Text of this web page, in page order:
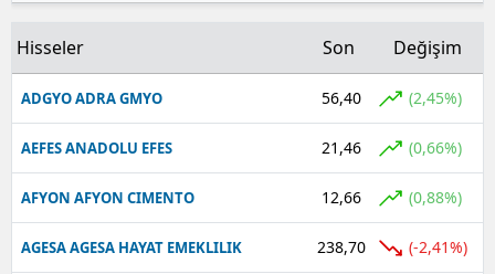
Hisseler Son Değişim
ADGYO ADRA GMYO 56,40 (2,45%)
AEFES ANADOLU EFES 21,46 (0,66%)
AFYON AFYON CIMENTO 12,66 (0,88%)
AGESA AGESA HAYAT EMEKLILIK 238,70 (-2,41%)